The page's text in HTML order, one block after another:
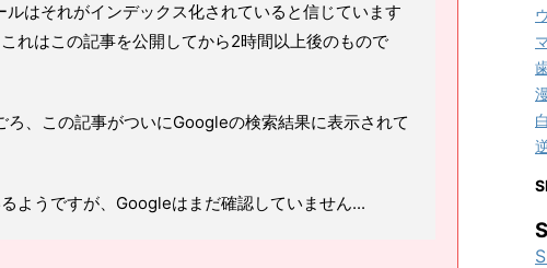
はそれがインデックス化されていると信じています
れはこの記事を公開してから2時間以上後のもので
ろ、この記事がついにGoogleの検索結果に表示されて
ようですが、Googleはまだ確認していません...